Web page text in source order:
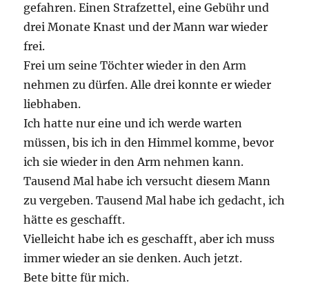
gefahren. Einen Strafzettel, eine Gebühr und
drei Monate Knast und der Mann war wieder
frei.
Frei um seine Töchter wieder in den Arm
nehmen zu dürfen. Alle drei konnte er wieder
liebhaben.
Ich hatte nur eine und ich werde warten
müssen, bis ich in den Himmel komme, bevor
ich sie wieder in den Arm nehmen kann.
Tausend Mal habe ich versucht diesem Mann
zu vergeben. Tausend Mal habe ich gedacht, ich
hätte es geschafft.
Vielleicht habe ich es geschafft, aber ich muss
immer wieder an sie denken. Auch jetzt.
Bete bitte für mich.